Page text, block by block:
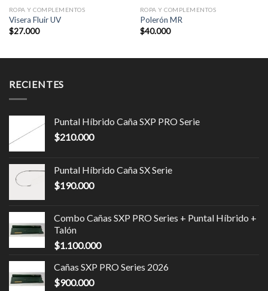
ROPA Y COMPLEMENTOS
Visera Fluir UV
$27.000
ROPA Y COMPLEMENTOS
Polerón MR
$40.000
RECIENTES
Puntal Híbrido Caña SXP PRO Serie
$210.000
Puntal Híbrido Caña SX Serie
$190.000
Combo Cañas SXP PRO Series + Puntal Híbrido +
Talón
$1.100.000
Cañas SXP PRO Series 2026
$900.000